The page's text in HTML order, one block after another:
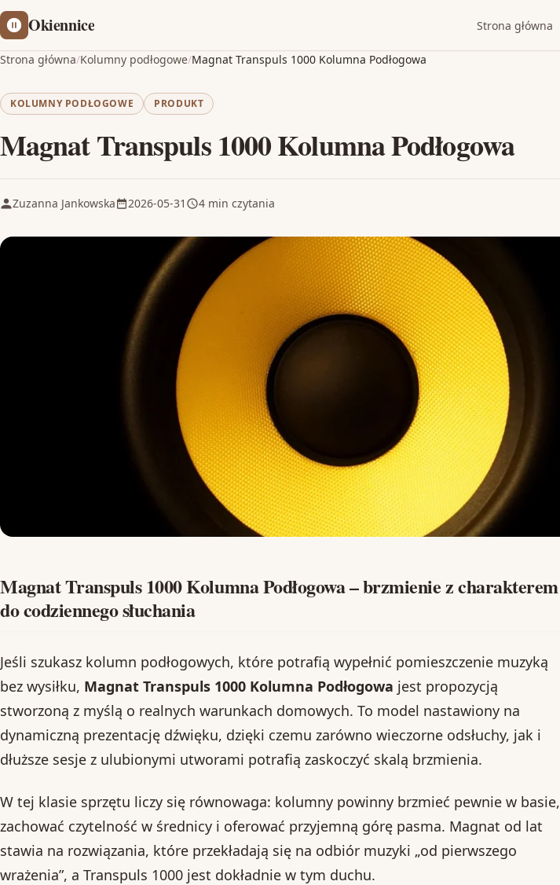
Okiennice Strona główna
Strona główna/Kolumny podłogowe/Magnat Transpuls 1000 Kolumna Podłogowa
KOLUMNY PODŁOGOWE PRODUKT
Magnat Transpuls 1000 Kolumna Podłogowa
Zuzanna Jankowska 2026-05-31 4 min czytania
Magnat Transpuls 1000 Kolumna Podłogowa – brzmienie z charakterem
do codziennego słuchania
Jeśli szukasz kolumn podłogowych, które potrafią wypełnić pomieszczenie muzyką
bez wysiłku, Magnat Transpuls 1000 Kolumna Podłogowa jest propozycją
stworzoną z myślą o realnych warunkach domowych. To model nastawiony na
dynamiczną prezentację dźwięku, dzięki czemu zarówno wieczorne odsłuchy, jak i
dłuższe sesje z ulubionymi utworami potrafią zaskoczyć skalą brzmienia.
W tej klasie sprzętu liczy się równowaga: kolumny powinny brzmieć pewnie w basie,
zachować czytelność w średnicy i oferować przyjemną górę pasma. Magnat od lat
stawia na rozwiązania, które przekładają się na odbiór muzyki „od pierwszego
wrażenia”, a Transpuls 1000 jest dokładnie w tym duchu.